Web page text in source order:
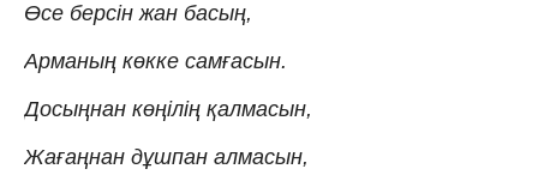
Өсе берсін жан басың,
Арманың көкке самғасын.
Досыңнан көңілің қалмасын,
Жағаңнан дұшпан алмасын,